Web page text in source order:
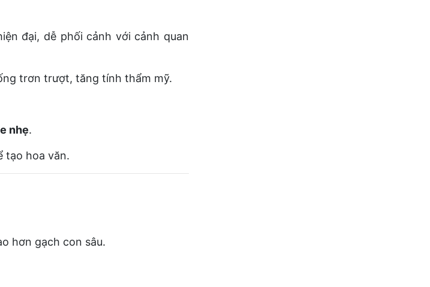
đại, dễ phối cảnh với cảnh quan
trơn trượt, tăng tính thẩm mỹ.
nhẹ.
tạo hoa văn.
hơn gạch con sâu.